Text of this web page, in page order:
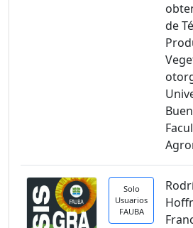
de
Solo
Usuarios
FAUBA